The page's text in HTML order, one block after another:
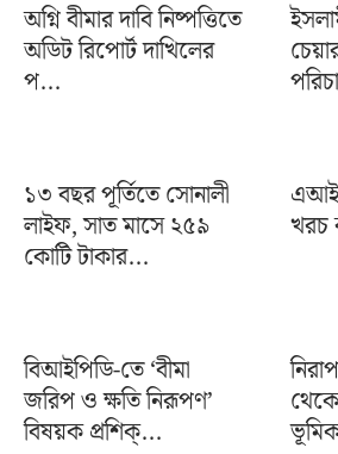
অগ্নি বীমার দাবি নিষ্পত্তিতে
অডিট রিপোর্ট দাখিলের
প...
১৩ বছর পূর্তিতে সোনালী
লাইফ, সাত মাসে ২৫৯
কোটি টাকার...
খরচ
বিআইপিডি-তে ‘বীমা
জরিপ ও ক্ষতি নিরূপণ’
বিষয়ক প্রশিক্...